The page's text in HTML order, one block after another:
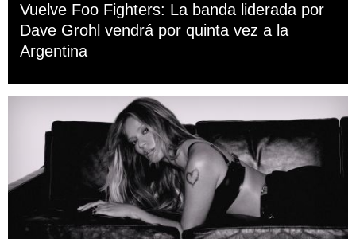
Vuelve Foo Fighters: La banda liderada por
Dave Grohl vendrá por quinta vez a la
Argentina